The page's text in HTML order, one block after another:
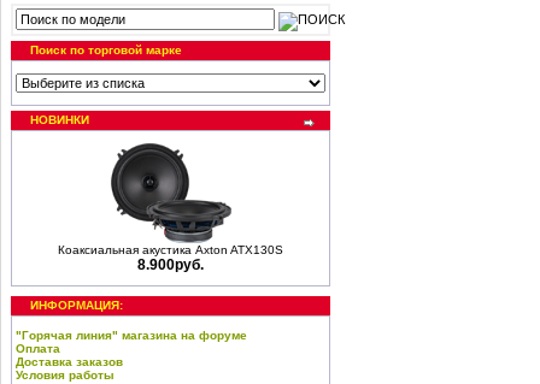
Поиск по торговой марке
НОВИНКИ
Коаксиальная акустика Axton ATX130S
8.900руб.
ИНФОРМАЦИЯ:
"Горячая линия" магазина на форуме
Оплата
Доставка заказов
Условия работы